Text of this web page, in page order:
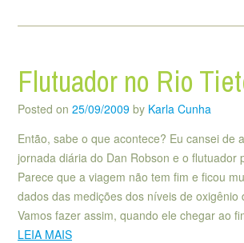
Flutuador no Rio
Posted on 25/09/2009 by Karla Cunha
Então, sabe o que acontece? Eu cansei de
jornada diária do Dan Robson e o flutuador
Parece que a viagem não tem fim e ficou
dados das medições dos níveis de oxigênio
Vamos fazer assim, quando ele chegar ao
LEIA MAIS